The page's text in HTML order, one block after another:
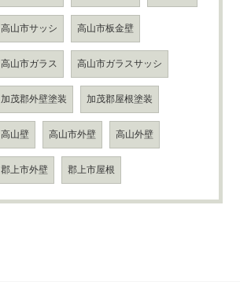
高山市サッシ 高山市板金壁
高山市ガラス 高山市ガラスサッシ
加茂郡外壁塗装 加茂郡屋根塗装
高山壁 高山市外壁 高山外壁
郡上市外壁 郡上市屋根